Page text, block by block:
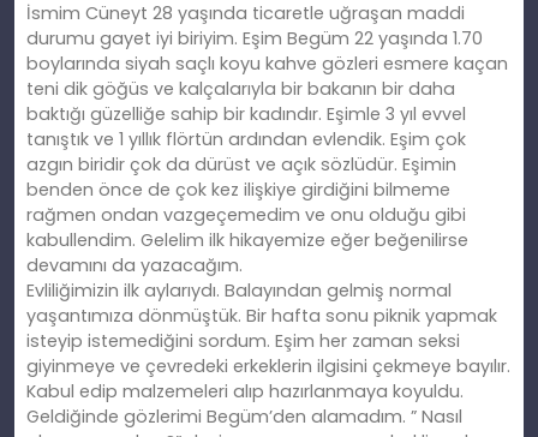
İsmim Cüneyt 28 yaşında ticaretle uğraşan maddi
durumu gayet iyi biriyim. Eşim Begüm 22 yaşında 1.70
boylarında siyah saçlı koyu kahve gözleri esmere kaçan
teni dik göğüs ve kalçalarıyla bir bakanın bir daha
baktığı güzelliğe sahip bir kadındır. Eşimle 3 yıl evvel
tanıştık ve 1 yıllık flörtün ardından evlendik. Eşim çok
azgın biridir çok da dürüst ve açık sözlüdür. Eşimin
benden önce de çok kez ilişkiye girdiğini bilmeme
rağmen ondan vazgeçemedim ve onu olduğu gibi
kabullendim. Gelelim ilk hikayemize eğer beğenilirse
devamını da yazacağım.
Evliliğimizin ilk aylarıydı. Balayından gelmiş normal
yaşantımıza dönmüştük. Bir hafta sonu piknik yapmak
isteyip istemediğini sordum. Eşim her zaman seksi
giyinmeye ve çevredeki erkeklerin ilgisini çekmeye bayılır.
Kabul edip malzemeleri alıp hazırlanmaya koyuldu.
Geldiğinde gözlerimi Begüm’den alamadım. ” Nasıl